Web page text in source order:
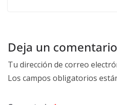
Deja un comentario
Tu dirección de correo
Los campos obligatorios